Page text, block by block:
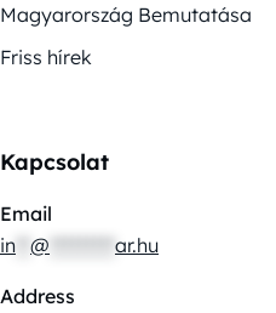
Magyarország Bemutatása
Friss hírek
Kapcsolat
Email
in @ ar.hu
Address